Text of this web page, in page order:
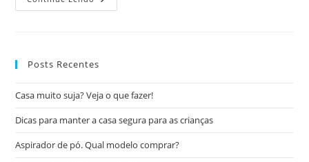
Posts Recentes
Casa muito suja? Veja o que fazer!
Dicas para manter a casa segura para as crianças
Aspirador de pó. Qual modelo comprar?